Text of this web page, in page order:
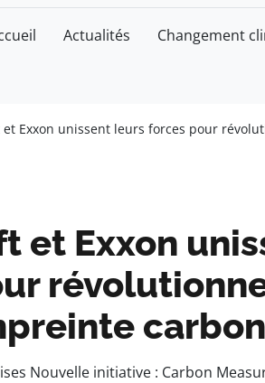
Actualités Changement
Exxon unissent leurs forces pour
et Exxon
Nouvelle initiative : Carbon